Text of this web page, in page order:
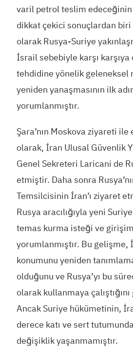
varil petrol teslim
dikkat çekici sonuçlardan
olarak Rusya-Suriye
İsrail sebebiyle karşı
tehdidine yönelik geleneksel
yeniden yanaşmasının ilk
yorumlanmıştır.
Şara’nın Moskova ziyareti ile
olarak, İran Ulusal Güvenlik
Genel Sekreteri Laricani de
etmiştir. Daha sonra
Temsilcisinin İran’ı ziyaret
Rusya aracılığıyla yeni
temas kurma isteği ve
yorumlanmıştır. Bu gelişme,
konumunu yeniden
olduğunu ve Rusya’yı bu
olarak kullanmaya
Ancak Suriye hükümetinin,
derece katı ve sert
değişiklik yaşanmamıştır.